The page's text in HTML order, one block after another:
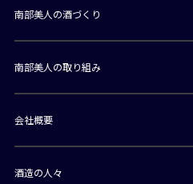
南部美人の酒づくり
南部美人の取り組み
会社概要
酒造の人々